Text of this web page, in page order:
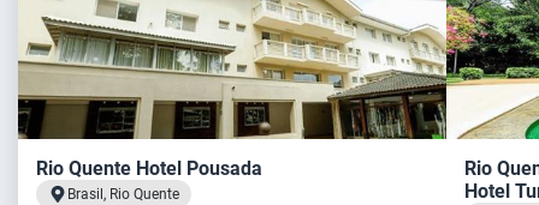
Rio Quente Hotel Pousada
Brasil, Rio Quente
Rio
Hotel